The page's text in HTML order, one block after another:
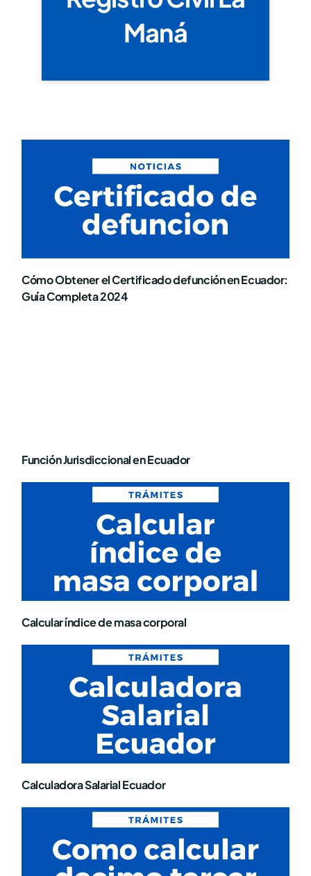
Maná
Cómo Obtener el Certificado defunción en Ecuador:
Guía Completa 2024
Función Jurisdiccional en Ecuador
Calcular índice de masa corporal
Calculadora Salarial Ecuador